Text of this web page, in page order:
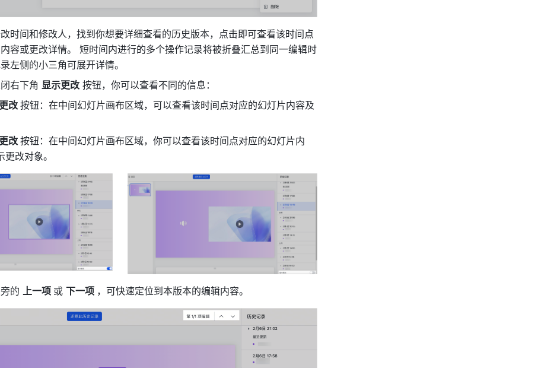
时间和修改人，找到你想要详细查看的历史版本，点击即可查看该时间点
容或更改详情。 短时间内进行的多个操作记录将被折叠汇总到同一编辑时
左侧的小三角可展开详情。
右下角 显示更改 按钮，你可以查看不同的信息：
改 按钮：在中间幻灯片画布区域，可以查看该时间点对应的幻灯片内容及
改 按钮：在中间幻灯片画布区域，你可以查看该时间点对应的幻灯片内
更改对象。
的 上一项 或 下一项 ，可快速定位到本版本的编辑内容。